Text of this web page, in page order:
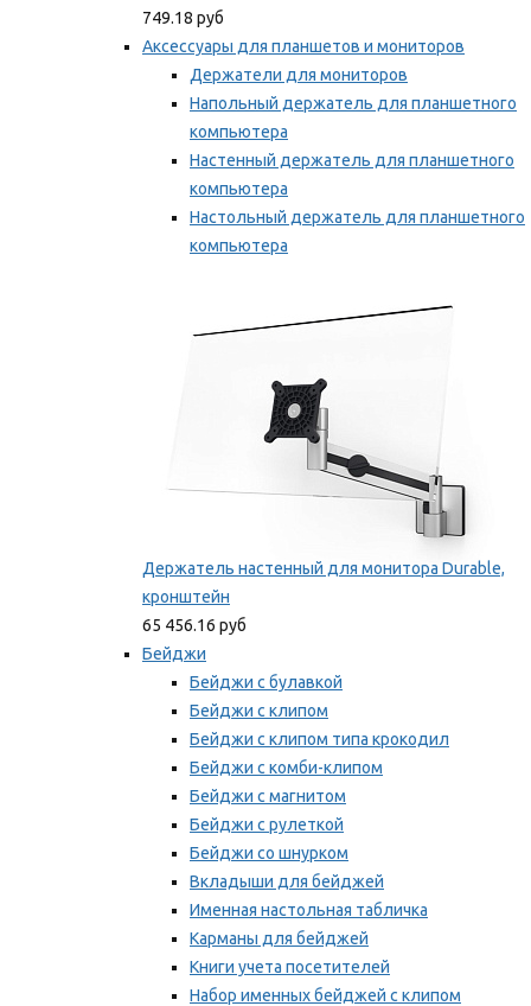
749.18 руб
Аксессуары для планшетов и мониторов
Держатели для мониторов
Напольный держатель для планшетного
компьютера
Настенный держатель для планшетного
компьютера
Настольный держатель для планшетного
компьютера
Держатель настенный для монитора Durable,
кронштейн
65 456.16 руб
Бейджи
Бейджи с булавкой
Бейджи с клипом
Бейджи с клипом типа крокодил
Бейджи с комби-клипом
Бейджи с магнитом
Бейджи с рулеткой
Бейджи со шнурком
Вкладыши для бейджей
Именная настольная табличка
Карманы для бейджей
Книги учета посетителей
Набор именных бейджей с клипом